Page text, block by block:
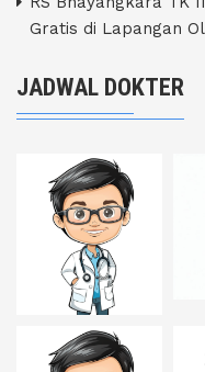
Gratis di Lapangan
JADWAL DOKTER